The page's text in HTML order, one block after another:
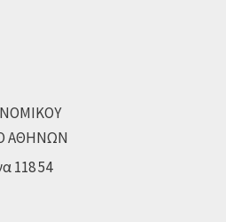
ΑΘΗΝΩΝ
118 54